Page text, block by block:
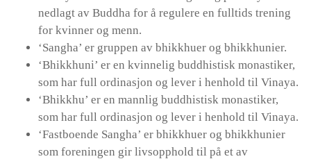
nedlagt av Buddha for å regulere en fulltids trening
for kvinner og menn.
‘Sangha’ er gruppen av bhikkhuer og bhikkhunier.
‘Bhikkhuni’ er en kvinnelig buddhistisk monastiker,
som har full ordinasjon og lever i henhold til Vinaya.
‘Bhikkhu’ er en mannlig buddhistisk monastiker,
som har full ordinasjon og lever i henhold til Vinaya.
‘Fastboende Sangha’ er bhikkhuer og bhikkhunier
som foreningen gir livsopphold til på et av